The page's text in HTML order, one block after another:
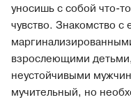
уносишь с собой что-
чувство. Знакомство с
взрослеющими
неустойчивыми
мучительный, но